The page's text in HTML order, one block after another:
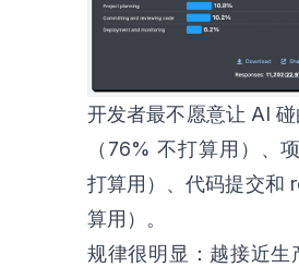
开发者最不愿意让 AI
（76% 不打算用）、
打算用）、代码提交和
算用）。
规律很明显：越接近生